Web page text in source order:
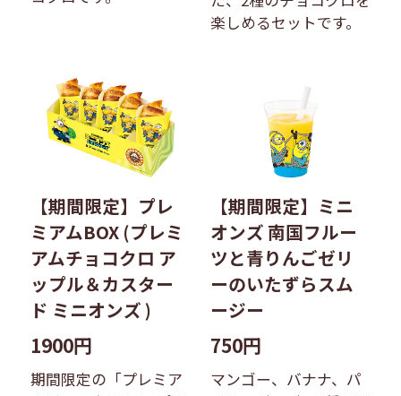
楽しめるセットです。
【期間限定】プレ
ミアムBOX (プレミ
アムチョコクロ ア
ップル＆カスター
ド ミニオンズ )
1900円
期間限定の「プレミア
【期間限定】ミニ
オンズ 南国フルー
ツと青りんごゼリ
ーのいたずらスム
ージー
750円
マンゴー、バナナ、パ